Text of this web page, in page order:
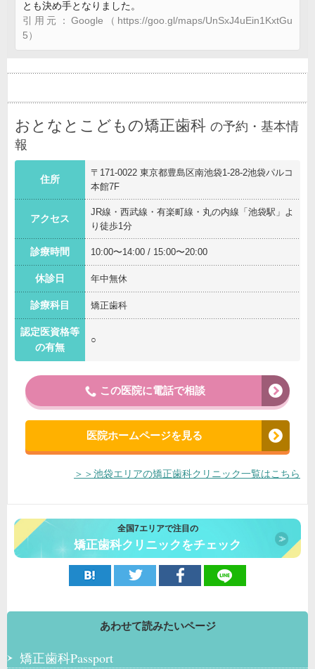
とも決め手となりました。
引用元：Google（https://goo.gl/maps/UnSxJ4uEin1KxtGu
5）
おとなとこどもの矯正歯科 の予約・基本情
報
住所
〒171-0022 東京都豊島区南池袋1-28-2池袋パルコ
本館7F
アクセス
JR線・西武線・有楽町線・丸の内線「池袋駅」よ
り徒歩1分
診療時間 10:00〜14:00 / 15:00〜20:00
休診日 年中無休
診療科目 矯正歯科
認定医資格等
の有無
○
この医院に電話で相談
医院ホームページを見る
＞＞池袋エリアの矯正歯科クリニック一覧はこちら
全国7エリアで注目の
矯正歯科クリニックをチェック
あわせて読みたいページ
矯正歯科Passport